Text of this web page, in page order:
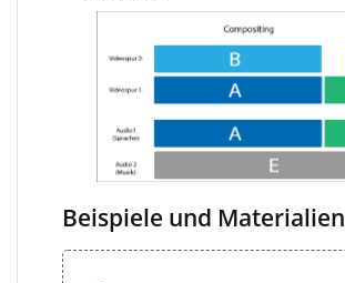
Beispiele und Materialien